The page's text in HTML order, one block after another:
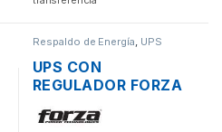
Respaldo de Energía UPS
UPS CON
REGULADOR FORZA
750VA 375W 12